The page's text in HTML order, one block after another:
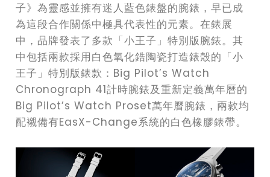
子》為靈感並擁有迷人藍色錶盤的腕錶，早已成
為這段合作關係中極具代表性的元素。在錶展
中，品牌發表了多款「小王子」特別版腕錶。其
中包括兩款採用白色氧化鋯陶瓷打造錶殼的「小
王子」特別版錶款：Big Pilot’s Watch
Chronograph 41計時腕錶及重新定義萬年曆的
Big Pilot’s Watch Proset萬年曆腕錶，兩款均
配襯備有EasX-Change系統的白色橡膠錶帶。